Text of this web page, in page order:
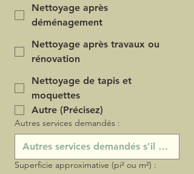
Nettoyage après
déménagement
Nettoyage après travaux ou
rénovation
Nettoyage de tapis et
moquettes
Autre (Précisez)
Autres services demandés :
Superficie approximative (pi² ou m²) :